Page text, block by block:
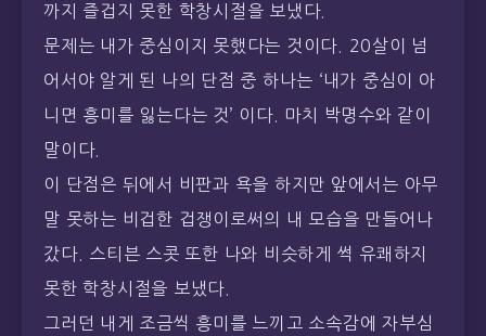
까지 즐겁지 못한 학창시절을 보냈다.
문제는 내가 중심이지 못했다는 것이다. 20살이 넘
어서야 알게 된 나의 단점 중 하나는 ‘내가 중심이 아
니면 흥미를 잃는다는 것’ 이다. 마치 박명수와 같이
말이다.
이 단점은 뒤에서 비판과 욕을 하지만 앞에서는 아무
말 못하는 비겁한 겁쟁이로써의 내 모습을 만들어나
갔다. 스티븐 스콧 또한 나와 비슷하게 썩 유쾌하지
못한 학창시절을 보냈다.
그러던 내게 조금씩 흥미를 느끼고 소속감에 자부심